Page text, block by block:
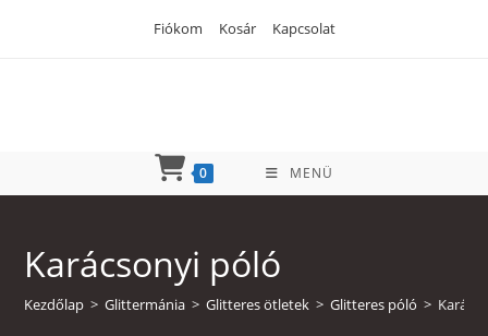
Fiókom Kosár Kapcsolat
0 MENÜ
Karácsonyi póló
Kezdőlap > Glittermánia > Glitteres ötletek > Glitteres póló >